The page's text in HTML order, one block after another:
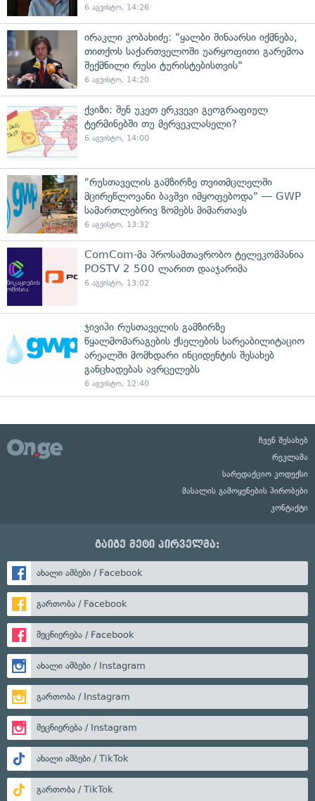
6 აგვისტო, 14:26
ირაკლი კობახიძე: "ყალბი შინაარსი იქმნება,
თითქოს საქართველოში უარყოფითი გარემოა
შექმნილი რუსი ტურისტებისთვის"
6 აგვისტო, 14:20
ქვიზი: შენ უკეთ ერკვევი გეოგრაფიულ
ტერმინებში თუ მერვეკლასელი?
6 აგვისტო, 14:00
"რუსთაველის გამზირზე თვითმცლელში
მცირეწლოვანი ბავშვი იმყოფებოდა" — GWP
სამართლებრივ ზომებს მიმართავს
6 აგვისტო, 13:32
ComCom-მა პროსამთავრობო ტელეკომპანია
POSTV 2 500 ლარით დააჯარიმა
6 აგვისტო, 13:02
ჯივიპი რუსთაველის გამზირზე
წყალმომარაგების ქსელების სარეაბილიტაციო
არეალში მომხდარი ინციდენტის შესახებ
განცხადებას ავრცელებს
6 აგვისტო, 12:40
ჩვენ შესახებ
რეკლამა
სარედაქციო კოდექსი
მასალის გამოყენების პირობები
კონტაქტი
გაიგე მეტი პირველმა:
ახალი ამბები / Facebook
გართობა / Facebook
მეცნიერება / Facebook
ახალი ამბები / Instagram
გართობა / Instagram
მეცნიერება / Instagram
ახალი ამბები / TikTok
გართობა / TikTok